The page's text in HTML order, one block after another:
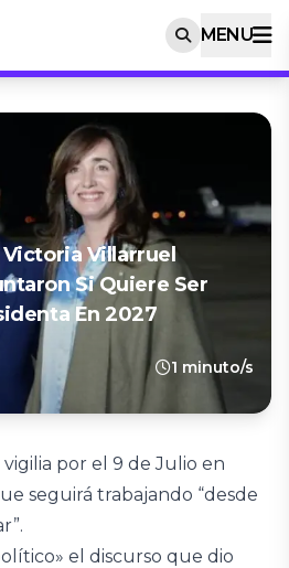
MENU
Victoria Villarruel
Si Quiere Ser
En 2027
1 minuto/s
por el 9 de Julio en
seguirá trabajando “desde
el discurso que dio